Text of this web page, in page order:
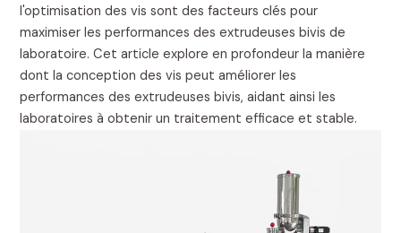
l'optimisation des vis sont des facteurs clés pour
maximiser les performances des extrudeuses bivis de
laboratoire. Cet article explore en profondeur la manière
dont la conception des vis peut améliorer les
performances des extrudeuses bivis, aidant ainsi les
laboratoires à obtenir un traitement efficace et stable.